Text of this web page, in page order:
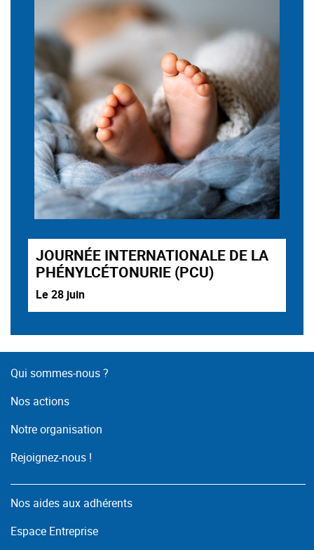
JOURNÉE INTERNATIONALE DE LA
PHÉNYLCÉTONURIE (PCU)
Le 28 juin
Qui sommes-nous ?
Nos actions
Notre organisation
Rejoignez-nous !
Nos aides aux adhérents
Espace Entreprise